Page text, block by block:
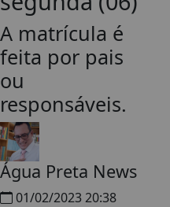
A matrícula é
feita por pais
ou
responsáveis.
Água Preta News
01/02/2023 20:38